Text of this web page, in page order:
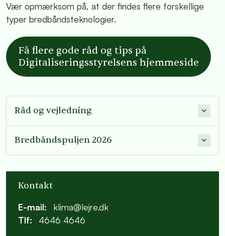
Vær opmærksom på, at der findes flere forskellige
typer bredbåndsteknologier.
Få flere gode råd og tips på
Digitaliseringsstyrelsens hjemmeside
Råd og vejledning
Bredbåndspuljen 2026
Kontakt
E-mail:
klima@lejre.dk
Tlf:
4646 4646